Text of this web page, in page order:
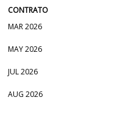
CONTRATO
MAR 2026
MAY 2026
JUL 2026
AUG 2026